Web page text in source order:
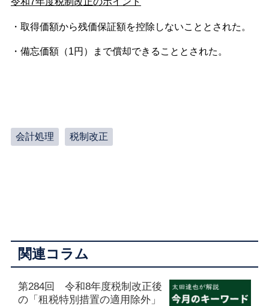
・取得価額から残価保証額を控除しないこととされた。
・備忘価額（1円）まで償却できることとされた。
会計処理 税制改正
関連コラム
第284回 令和8年度税制改正後
の「租税特別措置の適用除外」